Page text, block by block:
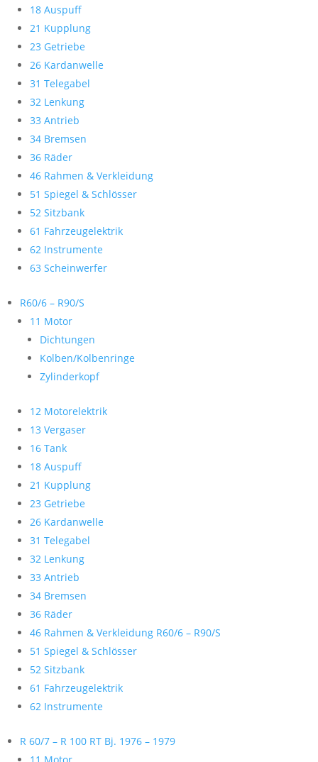
18 Auspuff
21 Kupplung
23 Getriebe
26 Kardanwelle
31 Telegabel
32 Lenkung
33 Antrieb
34 Bremsen
36 Räder
46 Rahmen & Verkleidung
51 Spiegel & Schlösser
52 Sitzbank
61 Fahrzeugelektrik
62 Instrumente
63 Scheinwerfer
R60/6 – R90/S
11 Motor
Dichtungen
Kolben/Kolbenringe
Zylinderkopf
12 Motorelektrik
13 Vergaser
16 Tank
18 Auspuff
21 Kupplung
23 Getriebe
26 Kardanwelle
31 Telegabel
32 Lenkung
33 Antrieb
34 Bremsen
36 Räder
46 Rahmen & Verkleidung R60/6 – R90/S
51 Spiegel & Schlösser
52 Sitzbank
61 Fahrzeugelektrik
62 Instrumente
R 60/7 – R 100 RT Bj. 1976 – 1979